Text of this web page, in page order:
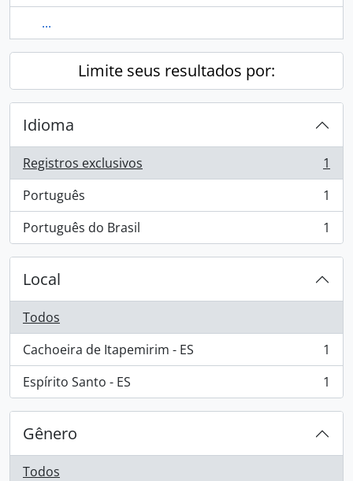
...
Limite seus resultados por:
Idioma
Registros exclusivos
, 1 resultados
1
Português
, 1 resultados
1
Português do Brasil
, 1 resultados 1
Local
Todos
Cachoeira de Itapemirim - ES
, 1 resultados
1
Espírito Santo - ES
, 1 resultados 1
Gênero
Todos